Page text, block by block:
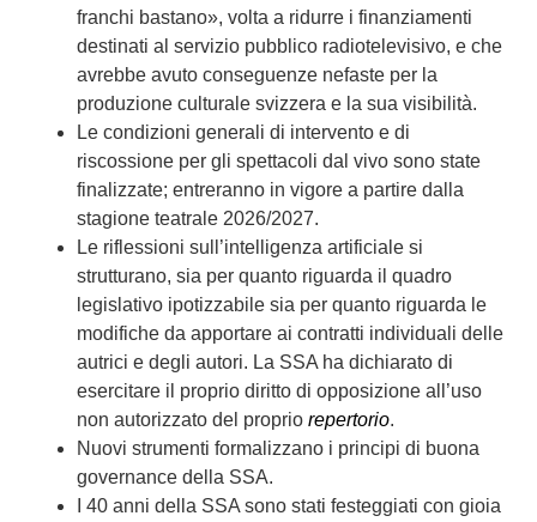
franchi bastano», volta a ridurre i finanziamenti
destinati al servizio pubblico radiotelevisivo, e che
avrebbe avuto conseguenze nefaste per la
produzione culturale svizzera e la sua visibilità.
Le condizioni generali di intervento e di
riscossione per gli spettacoli dal vivo sono state
finalizzate; entreranno in vigore a partire dalla
stagione teatrale 2026/2027.
Le riflessioni sull’intelligenza artificiale si
strutturano, sia per quanto riguarda il quadro
legislativo ipotizzabile sia per quanto riguarda le
modifiche da apportare ai contratti individuali delle
autrici e degli autori. La SSA ha dichiarato di
esercitare il proprio diritto di opposizione all’uso
non autorizzato del proprio repertorio.
Nuovi strumenti formalizzano i principi di buona
governance della SSA.
I 40 anni della SSA sono stati festeggiati con gioia